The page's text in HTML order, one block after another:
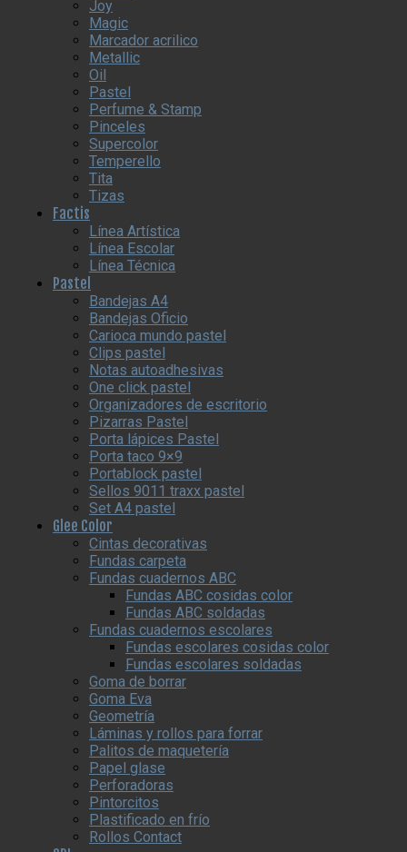
Joy
Magic
Marcador acrilico
Metallic
Oil
Pastel
Perfume & Stamp
Pinceles
Supercolor
Temperello
Tita
Tizas
Factis
Línea Artística
Línea Escolar
Línea Técnica
Pastel
Bandejas A4
Bandejas Oficio
Carioca mundo pastel
Clips pastel
Notas autoadhesivas
One click pastel
Organizadores de escritorio
Pizarras Pastel
Porta lápices Pastel
Porta taco 9×9
Portablock pastel
Sellos 9011 traxx pastel
Set A4 pastel
Glee Color
Cintas decorativas
Fundas carpeta
Fundas cuadernos ABC
Fundas ABC cosidas color
Fundas ABC soldadas
Fundas cuadernos escolares
Fundas escolares cosidas color
Fundas escolares soldadas
Goma de borrar
Goma Eva
Geometría
Láminas y rollos para forrar
Palitos de maquetería
Papel glase
Perforadoras
Pintorcitos
Plastificado en frío
Rollos Contact